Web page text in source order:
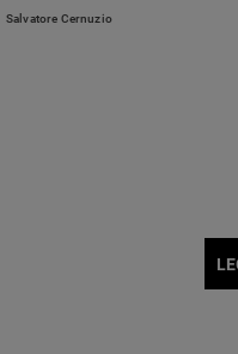
nel Mediterraneo, ora sogna una
Salvatore Cernuzio